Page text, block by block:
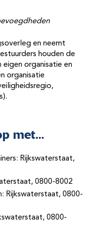
en neemt
houden de
eigen organisatie en
organisatie
met...
Rijkswaterstaat,
0800-8002
Rijkswaterstaat, 0800-
0800-